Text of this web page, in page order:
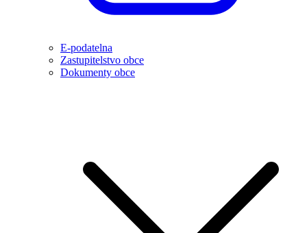
E-podatelna
Zastupitelstvo obce
Dokumenty obce